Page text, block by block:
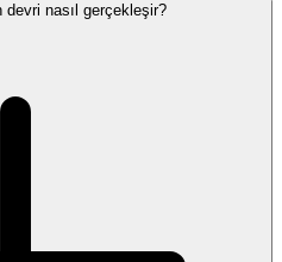
devri nasıl gerçekleşir?